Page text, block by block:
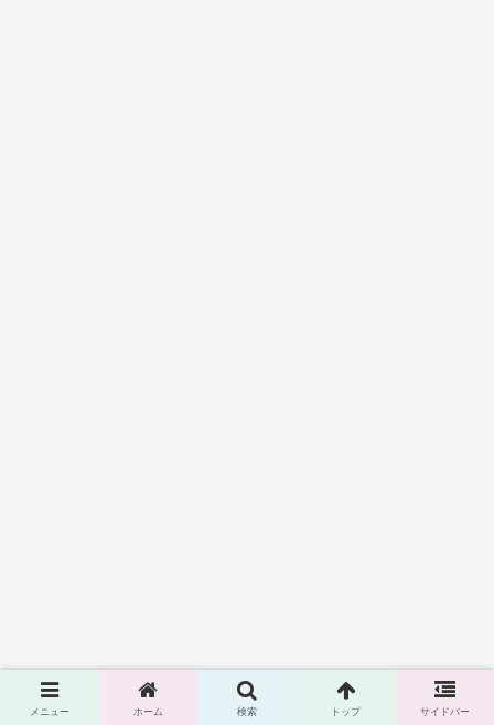
メニュー ホーム 検索 トップ サイドバー